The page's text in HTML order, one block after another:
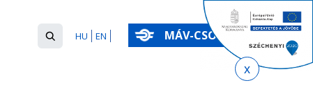
EN
HU
Keresés
űrlap
Keresés
MÁV-CSOPORT